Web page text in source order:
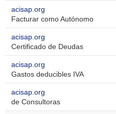
acisap.org
Facturar como Autónomo
acisap.org
Certificado de Deudas
acisap.org
Gastos deducibles IVA
acisap.org
de Consultoras